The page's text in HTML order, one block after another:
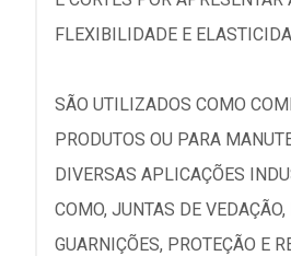
FLEXIBILIDADE E
SÃO UTILIZADOS COMO
PRODUTOS OU PARA
DIVERSAS APLICAÇÕES
COMO, JUNTAS DE
GUARNIÇÕES, PROTEÇÃO E